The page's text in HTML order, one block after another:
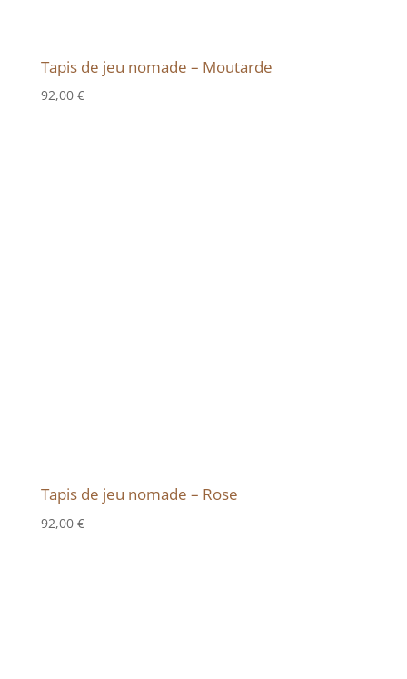
Tapis de jeu nomade – Moutarde
92,00 €
Tapis de jeu nomade – Rose
92,00 €